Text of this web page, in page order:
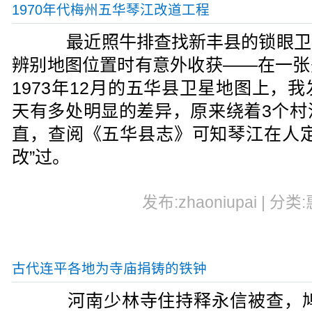
1970年代梅州五华琴江改道工程
最近照牛排查找新丰县的锁眼卫
辨别地图位置时有意外收获——在一
1973年12月的五华县卫星地图上，
天有多处明显的差异，原来绕着3个
直，查阅《五华县志》可知琴江在人
改”过。
发布:zhaoniupai | 分类
古代连平各地为寺庙捐铸的铁钟
河南少林寺住持释永信被查，